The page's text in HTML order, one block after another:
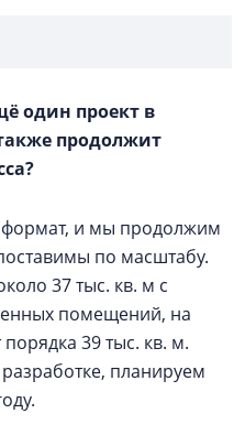
один проект в
продолжит
и мы продолжим
по масштабу.
37 тыс. кв. м с
помещений, на
39 тыс. кв. м.
планируем